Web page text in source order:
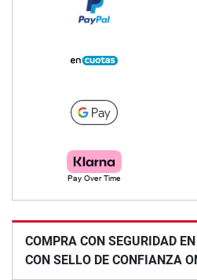
COMPRA CON SEGURIDAD
CON SELLO DE CONFIANZA